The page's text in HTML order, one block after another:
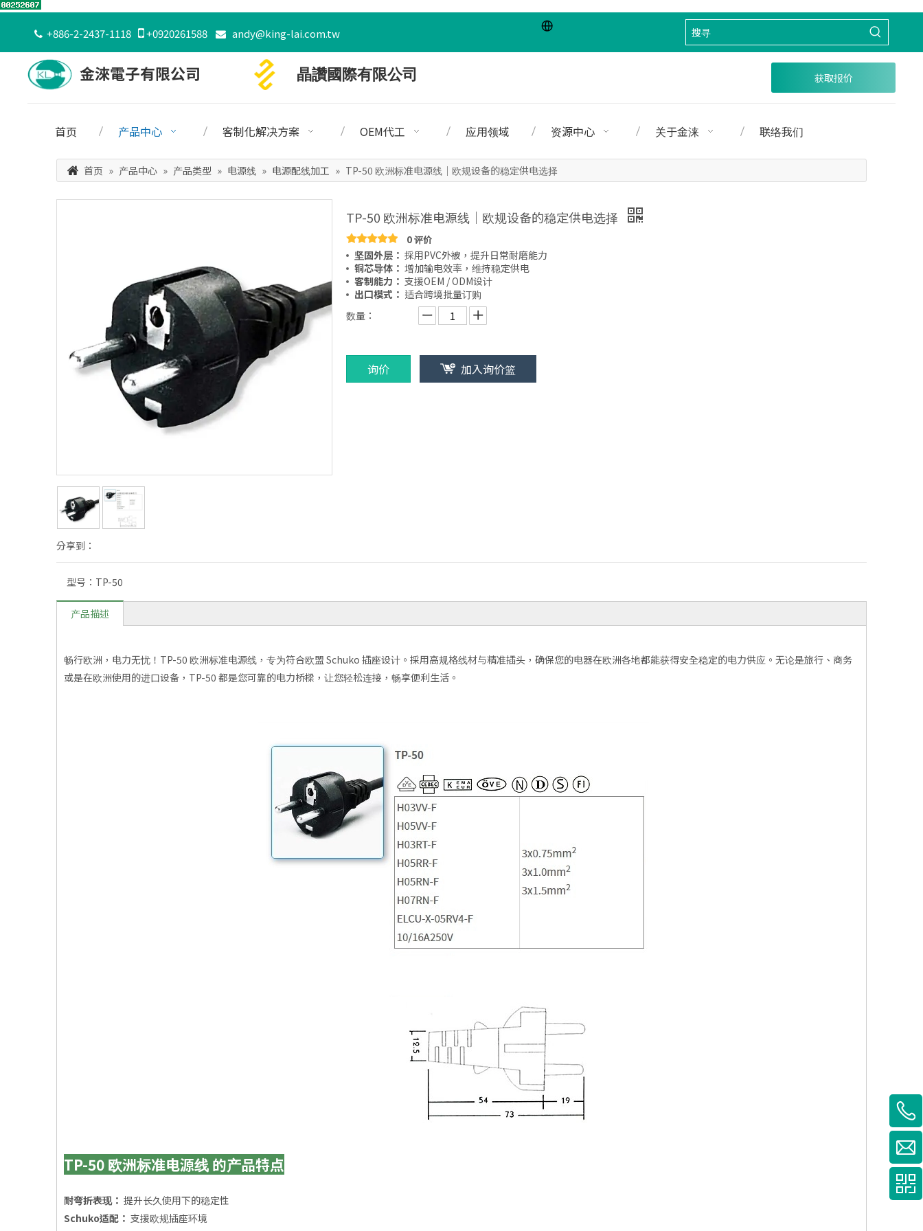
 +886-2-2437-1118 +0920261588  andy@king-lai.com.tw
获取报价
首页 产品中心 客制化解决方案 OEM代工 应用领域 资源中心 关于金涞 联络我们
首页 » 产品中心 » 产品类型 » 电源线 » 电源配线加工 » TP-50 欧洲标准电源线｜欧规设备的稳定供电选择
分享到：
TP-50 欧洲标准电源线｜欧规设备的稳定供电选择
0 评价
坚固外层： 採用PVC外被，提升日常耐磨能力
铜芯导体： 增加输电效率，维持稳定供电
客制能力： 支援OEM / ODM设计
出口模式： 适合跨境批量订购
数量：
询价 加入询价篮
型号： TP-50
产品描述
畅行欧洲，电力无忧！TP-50 欧洲标准电源线，专为符合欧盟 Schuko 插座设计。採用高规格线材与精准插头，确保您的电器在欧洲各地都能获得安全稳定的电力供应。无论是旅行、商务
或是在欧洲使用的进口设备，TP-50 都是您可靠的电力桥樑，让您轻松连接，畅享便利生活。
TP-50 欧洲标准电源线 的产品特点
耐弯折表现： 提升长久使用下的稳定性
Schuko适配： 支援欧规插座环境